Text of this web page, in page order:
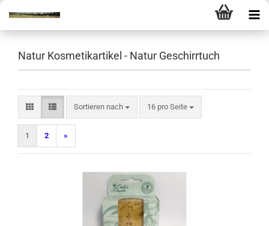
Natur Kosmetikartikel - Natur Geschirrtuch
Sortieren nach
Sortieren nach 16 pro Seite
pro Seite
1 2 »